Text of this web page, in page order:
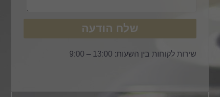
שלח הודעה
שירות לקוחות בין השעות: 13:00 – 9:00